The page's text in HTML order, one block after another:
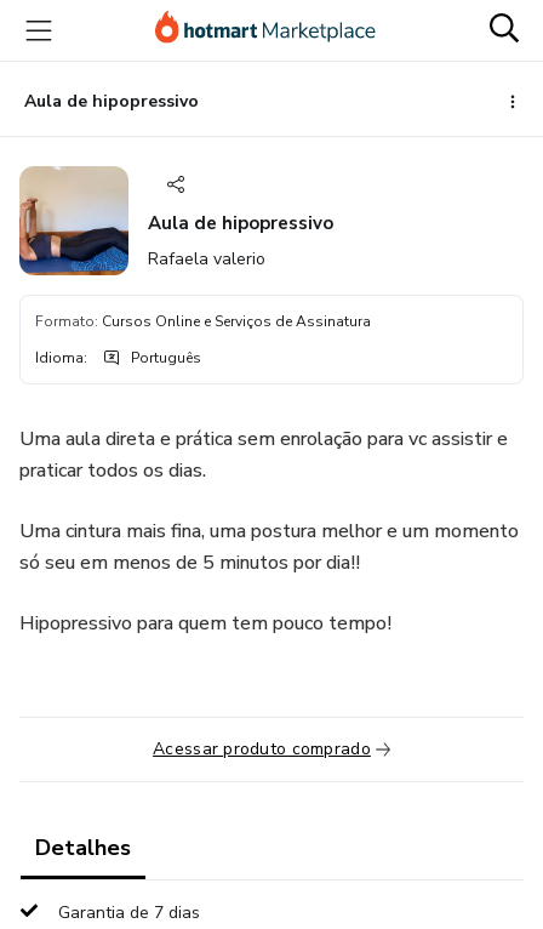
para
conteúdo
principal
para
pagamento
para
rodapé
Aula de hipopressivo
Aula de hipopressivo
Rafaela valerio
Formato: Cursos Online e Serviços de Assinatura
Idioma: Português
Uma aula direta e prática sem enrolação para vc assistir e
praticar todos os dias.
Uma cintura mais fina, uma postura melhor e um momento
só seu em menos de 5 minutos por dia!!
Hipopressivo para quem tem pouco tempo!
Acessar produto comprado
Detalhes
Garantia de 7 dias